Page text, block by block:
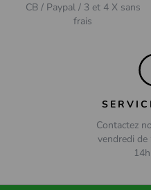
CB / Paypal / 3 et 4 X sans
frais
Contactez
vendredi